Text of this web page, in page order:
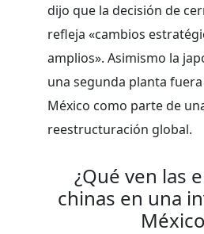
dijo que la decisión de
refleja «cambios
amplios». Asimismo la
una segunda planta
México como parte de
reestructuración global.
¿Qué ven las
chinas en una